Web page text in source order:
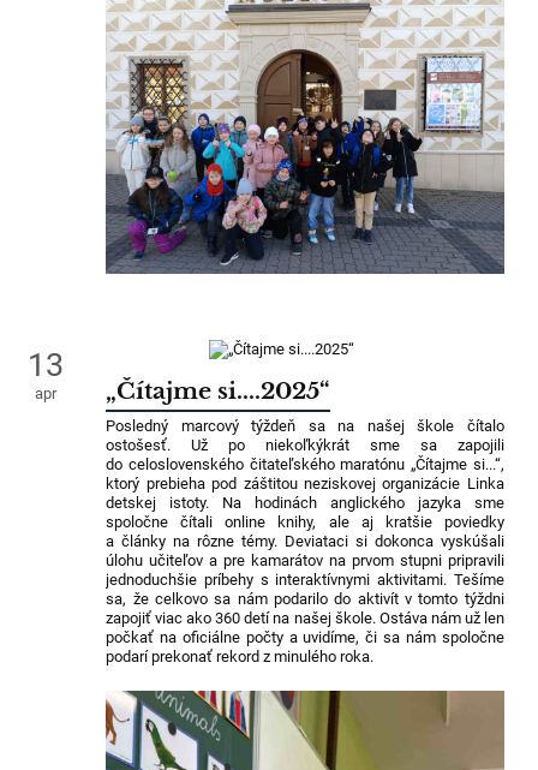
13
apr „Čítajme si....2025“
Posledný marcový týždeň sa na našej škole čítalo
ostošesť. Už po niekoľkýkrát sme sa zapojili
do celoslovenského čitateľského maratónu „Čítajme si...“,
ktorý prebieha pod záštitou neziskovej organizácie Linka
detskej istoty. Na hodinách anglického jazyka sme
spoločne čítali online knihy, ale aj kratšie poviedky
a články na rôzne témy. Deviataci si dokonca vyskúšali
úlohu učiteľov a pre kamarátov na prvom stupni pripravili
jednoduchšie príbehy s interaktívnymi aktivitami. Tešíme
sa, že celkovo sa nám podarilo do aktivít v tomto týždni
zapojiť viac ako 360 detí na našej škole. Ostáva nám už len
počkať na oficiálne počty a uvidíme, či sa nám spoločne
podarí prekonať rekord z minulého roka.